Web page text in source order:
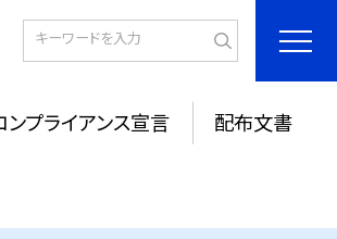
ンプライアンス宣言 配布文書